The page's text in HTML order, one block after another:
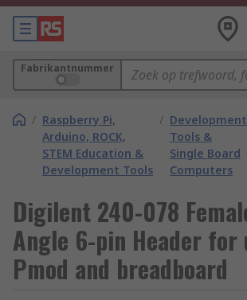
Fabrikantnummer
/ Raspberry Pi,
Arduino, ROCK,
STEM Education &
Development Tools
/ Development
Tools &
Single Board
Computers
Digilent 240-078
Angle 6-pin Header for
Pmod and breadboard